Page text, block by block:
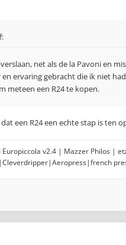
net als de la Pavoni en
ervaring gebracht die ik niet
meteen een R24 te kopen.
een R24 een echte stap is ten
v2.4 | Mazzer Philos |